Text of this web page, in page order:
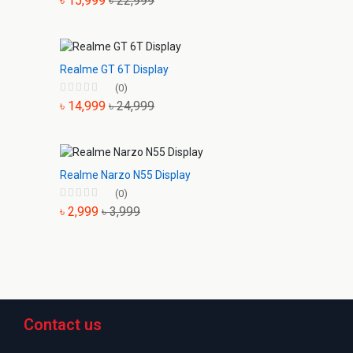
Realme GT 6T Display
(0)
৳ 14,999 ৳ 24,999
Realme Narzo N55 Display
(0)
৳ 2,999 ৳ 3,999
Contact us